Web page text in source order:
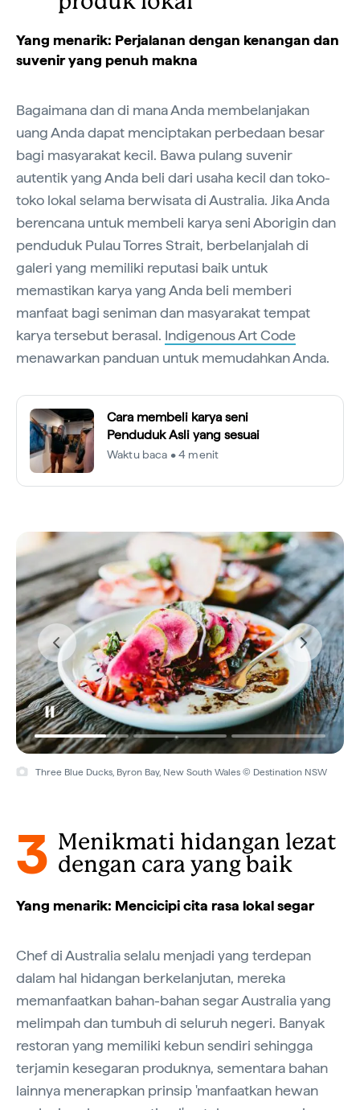
Yang menarik: Perjalanan dengan kenangan dan
suvenir yang penuh makna
Bagaimana dan di mana Anda membelanjakan
uang Anda dapat menciptakan perbedaan besar
bagi masyarakat kecil. Bawa pulang suvenir
autentik yang Anda beli dari usaha kecil dan toko-
toko lokal selama berwisata di Australia. Jika Anda
berencana untuk membeli karya seni Aborigin dan
penduduk Pulau Torres Strait, berbelanjalah di
galeri yang memiliki reputasi baik untuk
memastikan karya yang Anda beli memberi
manfaat bagi seniman dan masyarakat tempat
karya tersebut berasal. Indigenous Art Code
menawarkan panduan untuk memudahkan Anda.
Cara membeli karya seni
Penduduk Asli yang sesuai
Waktu baca • 4 menit
Three Blue Ducks, Byron Bay, New South Wales © Destination NSW
3 Menikmati hidangan lezat
dengan cara yang baik
Yang menarik: Mencicipi cita rasa lokal segar
Chef di Australia selalu menjadi yang terdepan
dalam hal hidangan berkelanjutan, mereka
memanfaatkan bahan-bahan segar Australia yang
melimpah dan tumbuh di seluruh negeri. Banyak
restoran yang memiliki kebun sendiri sehingga
terjamin kesegaran produknya, sementara bahan
lainnya menerapkan prinsip 'manfaatkan hewan